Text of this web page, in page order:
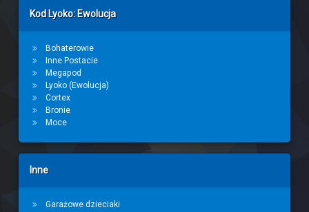
Kod Lyoko: Ewolucja
Bohaterowie
Inne Postacie
Megapod
Lyoko (Ewolucja)
Cortex
Bronie
Moce
Inne
Garażowe dzieciaki